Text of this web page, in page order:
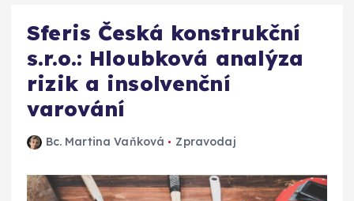
Sferis Česká konstrukční
s.r.o.: Hloubková analýza
rizik a insolvenční
varování
Bc. Martina Vaňková Zpravodaj